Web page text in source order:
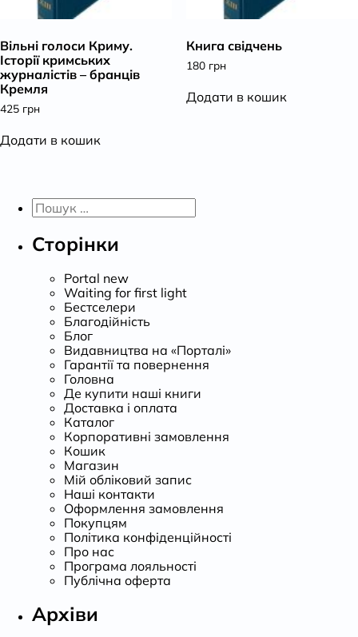
Вільні голоси Криму.
Історії кримських
журналістів – бранців
Кремля
425 грн
Додати в кошик
Книга свідчень
180 грн
Додати в кошик
Пошук:
Сторінки
Portal new
Waiting for first light
Бестселери
Благодійність
Блог
Видавництва на «Порталі»
Гарантії та повернення
Головна
Де купити наші книги
Доставка і оплата
Каталог
Корпоративні замовлення
Кошик
Магазин
Мій обліковий запис
Наші контакти
Оформлення замовлення
Покупцям
Політика конфіденційності
Про нас
Програма лояльності
Публічна оферта
Архіви